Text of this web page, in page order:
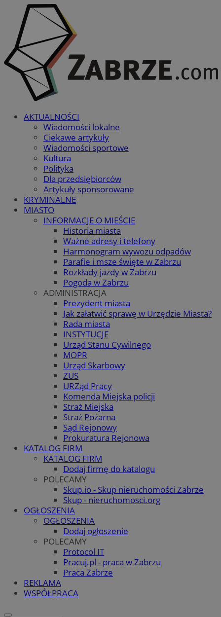
AKTUALNOŚCI
Wiadomości lokalne
Ciekawe artykuły
Wiadomości sportowe
Kultura
Polityka
Dla przedsiębiorców
Artykuły sponsorowane
KRYMINALNE
MIASTO
INFORMACJE O MIEŚCIE
Historia miasta
Ważne adresy i telefony
Harmonogram wywozu odpadów
Parafie i msze święte w Zabrzu
Rozkłady jazdy w Zabrzu
Pogoda w Zabrzu
ADMINISTRACJA
Prezydent miasta
Jak załatwić sprawę w Urzędzie Miasta?
Rada miasta
INSTYTUCJE
Urząd Stanu Cywilnego
MOPR
Urząd Skarbowy
ZUS
URZąd Pracy
Komenda Miejska policji
Straż Miejska
Straż Pożarna
Sąd Rejonowy
Prokuratura Rejonowa
KATALOG FIRM
KATALOG FIRM
Dodaj firmę do katalogu
POLECAMY
Skup.io - Skup nieruchomości Zabrze
Skup - nieruchomosci.org
OGŁOSZENIA
OGŁOSZENIA
Dodaj ogłoszenie
POLECAMY
Protocol IT
Pracuj.pl - praca w Zabrzu
Praca Zabrze
REKLAMA
WSPÓŁPRACA